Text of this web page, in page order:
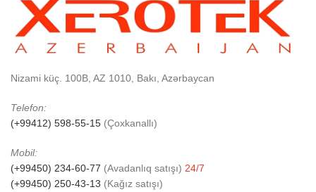
Nizami küç. 100B, AZ 1010, Bakı, Azərbaycan
Telefon:
(+99412) 598-55-15 (Çoxkanallı)
Mobil:
(+99450) 234-60-77 (Avadanlıq satışı) 24/7
(+99450) 250-43-13 (Kağız satışı)